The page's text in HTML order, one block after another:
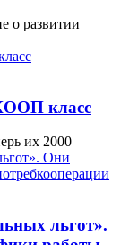
о развитии
класс
их 2000
льгот».